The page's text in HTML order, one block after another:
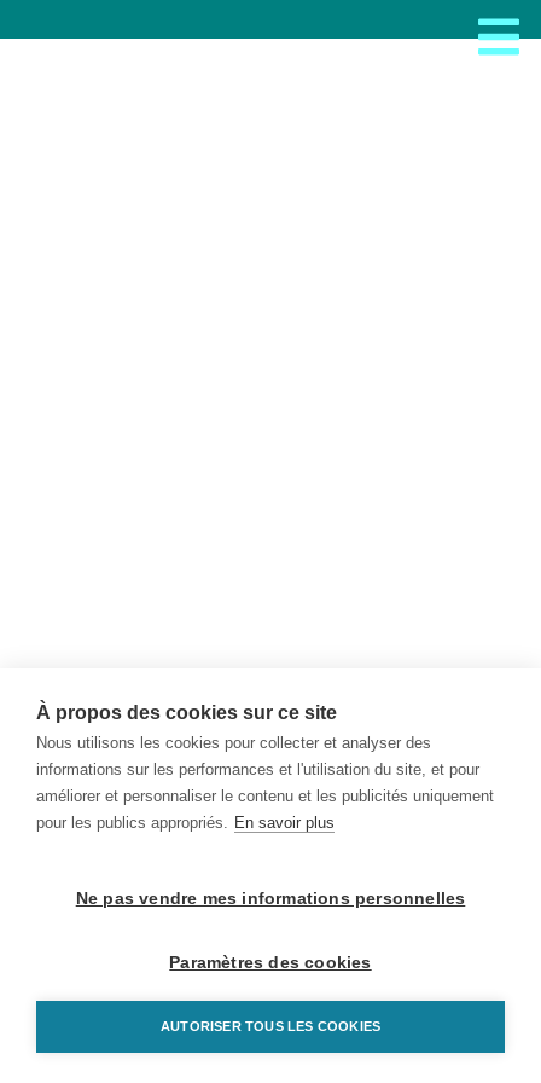
À propos des cookies sur ce site
Nous utilisons les cookies pour collecter et analyser des
informations sur les performances et l'utilisation du site, et pour
améliorer et personnaliser le contenu et les publicités uniquement
pour les publics appropriés. En savoir plus
Ne pas vendre mes informations personnelles
Paramètres des cookies
AUTORISER TOUS LES COOKIES